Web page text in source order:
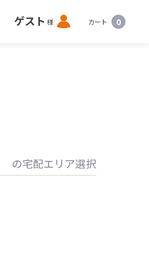
ゲスト 様 ロ
グ
カート 0
の宅配エリア選択